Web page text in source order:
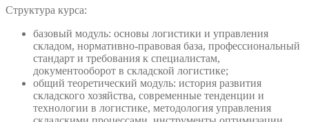
Структура курса:
базовый модуль: основы логистики и управления
складом, нормативно-правовая база, профессиональный
стандарт и требования к специалистам,
документооборот в складской логистике;
общий теоретический модуль: история развития
складского хозяйства, современные тенденции и
технологии в логистике, методология управления